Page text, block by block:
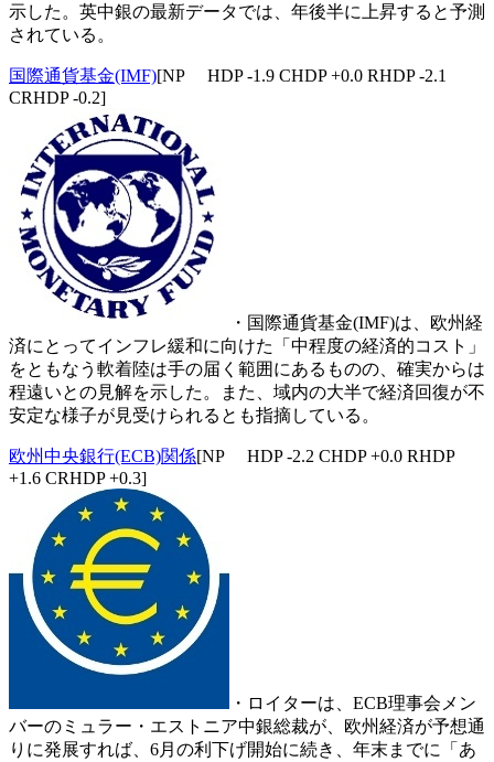
示した。英中銀の最新データでは、年後半に上昇すると予測
されている。
国際通貨基金(IMF)[NP HDP -1.9 CHDP +0.0 RHDP -2.1
CRHDP -0.2]
・国際通貨基金(IMF)は、欧州経
済にとってインフレ緩和に向けた「中程度の経済的コスト」
をともなう軟着陸は手の届く範囲にあるものの、確実からは
程遠いとの見解を示した。また、域内の大半で経済回復が不
安定な様子が見受けられるとも指摘している。
欧州中央銀行(ECB)関係[NP HDP -2.2 CHDP +0.0 RHDP
+1.6 CRHDP +0.3]
・ロイターは、ECB理事会メン
バーのミュラー・エストニア中銀総裁が、欧州経済が予想通
りに発展すれば、6月の利下げ開始に続き、年末までに「あ